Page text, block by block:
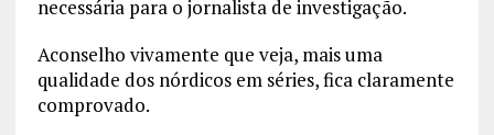
necessária para o jornalista de investigação.
Aconselho vivamente que veja, mais uma
qualidade dos nórdicos em séries, fica claramente
comprovado.